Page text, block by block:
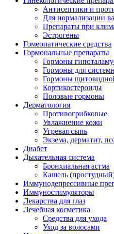
Антисептики и
Для нормализации
Препараты при
Эстрогены
Гомеопатические средства
Гормональные препараты
Гормоны
Гормоны для
Гормоны
Кортикостероиды
Половые гормоны
Дерматология
Противогрибковые
Увлажнение кожи
Угревая сыпь
Экзема, дерматит,
Диабет
Дыхательная система
Бронхиальная астма
Кашель
Иммунодепрессивные
Иммуностимуляторы
Лекарства для глаз
Лечебная косметика
Средства для ухода
Уход за волосами